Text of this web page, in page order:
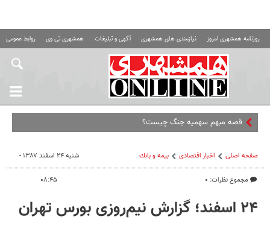
روزنامه همشهری امروز نیازمندی های همشهری آگهی و تبلیغات همشهری تی وی روابط عمومی
صفحه اصلی اخبار اقتصادی بيمه و بانك
مجموع نظرات: ۰
شنبه ۲۴ اسفند ۱۳۸۷ -
۰۸:۴۵
۲۴ اسفند؛ گزارش نیم‌روزی بورس تهران